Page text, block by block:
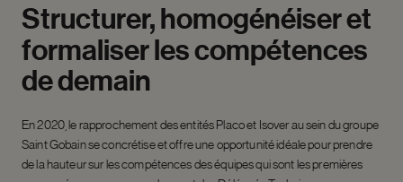
Structurer,homogénéiseret
formaliserlescompétences
dedemain
En 2020, le rapprochement des entités Placo et Isover au sein du groupe
Saint Gobain se concrétise et offre une opportunité idéale pour prendre
de la hauteur sur les compétences des équipes qui sont les premières